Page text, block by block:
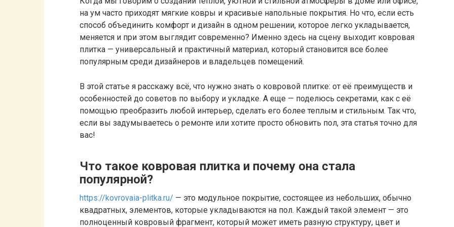
на ум часто приходят мягкие ковры и красивые напольные покрытия. Но что, если есть
способ объединить комфорт и дизайн в одном решении, которое легко укладывается,
меняется и при этом выглядит современно? Именно здесь на сцену выходит ковровая
плитка — универсальный и практичный материал, который становится все более
популярным среди дизайнеров и владельцев помещений.
В этой статье я расскажу всё, что нужно знать о ковровой плитке: от её преимуществ и
особенностей до советов по выбору и укладке. А еще — поделюсь секретами, как с её
помощью преобразить любой интерьер, сделать его более теплым и стильным. Так что,
если вы задумываетесь о ремонте или хотите просто обновить пол, эта статья точно для
вас!
Что такое ковровая плитка и почему она стала
популярной?
https://kovrovaia-plitka.ru/ — это модульное покрытие, состоящее из небольших, обычно
квадратных, элементов, которые укладываются на пол. Каждый такой элемент — это
полноценный ковровый фрагмент, который может иметь разную структуру, цвет и